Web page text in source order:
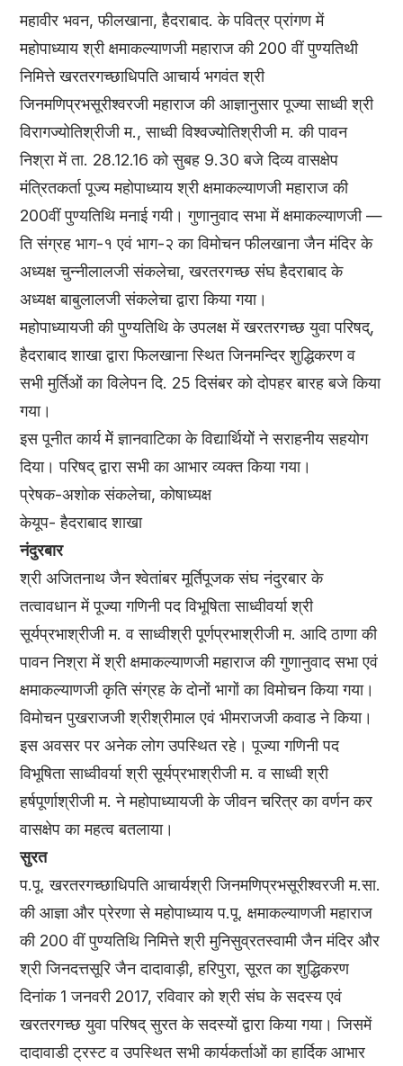
महावीर भवन, फीलखाना, हैदराबाद. के पवित्र प्रांगण में
महोपाध्याय श्री क्षमाकल्याणजी महाराज की 200 वीं पुण्यतिथी
निमित्ते खरतरगच्छाधिपति आचार्य भगवंत श्री
जिनमणिप्रभसूरीश्वरजी महाराज की आज्ञानुसार पूज्या साध्वी श्री
विरागज्योतिश्रीजी म., साध्वी विश्वज्योतिश्रीजी म. की पावन
निश्रा में ता. 28.12.16 को सुबह 9.30 बजे दिव्य वासक्षेप
मंत्रितकर्ता पूज्य महोपाध्याय श्री क्षमाकल्याणजी महाराज की
200वीं पुण्यतिथि मनाई गयी। गुणानुवाद सभा में क्षमाकल्याणजी —
ति संग्रह भाग-१ एवं भाग-२ का विमोचन फीलखाना जैन मंदिर के
अध्यक्ष चुन्नीलालजी संकलेचा, खरतरगच्छ संंघ हैदराबाद के
अध्यक्ष बाबुलालजी संकलेचा द्वारा किया गया।
महोपाध्यायजी की पुण्यतिथि के उपलक्ष में खरतरगच्छ युवा परिषद्,
हैदराबाद शाखा द्वारा फिलखाना स्थित जिनमन्दिर शुद्धिकरण व
सभी मुर्तिओं का विलेपन दि. 25 दिसंबर को दोपहर बारह बजे किया
गया।
इस पूनीत कार्य मेें ज्ञानवाटिका के विद्यार्थियोें ने सराहनीय सहयोग
दिया। परिषद् द्वारा सभी का आभार व्यक्त किया गया।
प्रेषक-अशोक संकलेचा, कोषाध्यक्ष
केयूप- हैदराबाद शाखा
नंदुरबार
श्री अजितनाथ जैन श्वेतांबर मूर्तिपूजक संघ नंदुरबार के
तत्वावधान में पूज्या गणिनी पद विभूषिता साध्वीवर्या श्री
सूर्यप्रभाश्रीजी म. व साध्वीश्री पूर्णप्रभाश्रीजी म. आदि ठाणा की
पावन निश्रा में श्री क्षमाकल्याणजी महाराज की गुणानुवाद सभा एवं
क्षमाकल्याणजी कृति संग्रह के दोनों भागों का विमोचन किया गया।
विमोचन पुखराजजी श्रीश्रीमाल एवं भीमराजजी कवाड ने किया।
इस अवसर पर अनेक लोग उपस्थित रहे। पूज्या गणिनी पद
विभूषिता साध्वीवर्या श्री सूर्यप्रभाश्रीजी म. व साध्वी श्री
हर्षपूर्णाश्रीजी म. ने महोपाध्यायजी के जीवन चरित्र का वर्णन कर
वासक्षेप का महत्व बतलाया।
सुरत
प.पू. खरतरगच्छाधिपति आचार्यश्री जिनमणिप्रभसूरीश्वरजी म.सा.
की आज्ञा और प्रेरणा से महोपाध्याय प.पू. क्षमाकल्याणजी महाराज
की 200 वीं पुण्यतिथि निमित्ते श्री मुनिसुव्रतस्वामी जैन मंदिर और
श्री जिनदत्तसूरि जैन दादावाड़ी, हरिपुरा, सूरत का शुद्धिकरण
दिनांक 1 जनवरी 2017, रविवार को श्री संघ के सदस्य एवं
खरतरगच्छ युवा परिषद् सुरत के सदस्यों द्वारा किया गया। जिसमें
दादावाडी ट्रस्ट व उपस्थित सभी कार्यकर्ताओं का हार्दिक आभार